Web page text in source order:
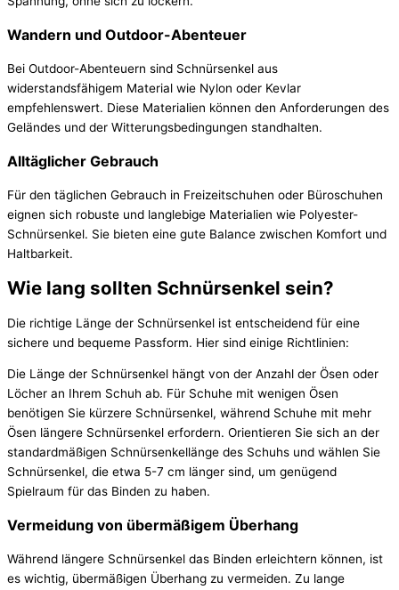
Wandern und Outdoor-Abenteuer
Bei Outdoor-Abenteuern sind Schnürsenkel aus
widerstandsfähigem Material wie Nylon oder Kevlar
empfehlenswert. Diese Materialien können den Anforderungen des
Geländes und der Witterungsbedingungen standhalten.
Alltäglicher Gebrauch
Für den täglichen Gebrauch in Freizeitschuhen oder Büroschuhen
eignen sich robuste und langlebige Materialien wie Polyester-
Schnürsenkel. Sie bieten eine gute Balance zwischen Komfort und
Haltbarkeit.
Wie lang sollten Schnürsenkel sein?
Die richtige Länge der Schnürsenkel ist entscheidend für eine
sichere und bequeme Passform. Hier sind einige Richtlinien:
Die Länge der Schnürsenkel hängt von der Anzahl der Ösen oder
Löcher an Ihrem Schuh ab. Für Schuhe mit wenigen Ösen
benötigen Sie kürzere Schnürsenkel, während Schuhe mit mehr
Ösen längere Schnürsenkel erfordern. Orientieren Sie sich an der
standardmäßigen Schnürsenkellänge des Schuhs und wählen Sie
Schnürsenkel, die etwa 5-7 cm länger sind, um genügend
Spielraum für das Binden zu haben.
Vermeidung von übermäßigem Überhang
Während längere Schnürsenkel das Binden erleichtern können, ist
es wichtig, übermäßigen Überhang zu vermeiden. Zu lange